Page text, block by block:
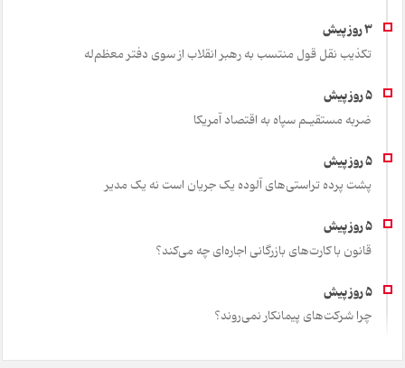
تکذیب نقل قول منتسب به رهبر انقلاب از سوی دفتر معظم‌له
ضربه مستقیـم سپاه به اقتصاد آمر‌یکا
پشت پرده تراستی‌های آلوده یک جریان است نه یک مدیر
قانون با کارت‌های بازرگانی اجاره‌ای چه می‌کند؟
چرا شرکت‌های پیمانکار نمی‌روند؟